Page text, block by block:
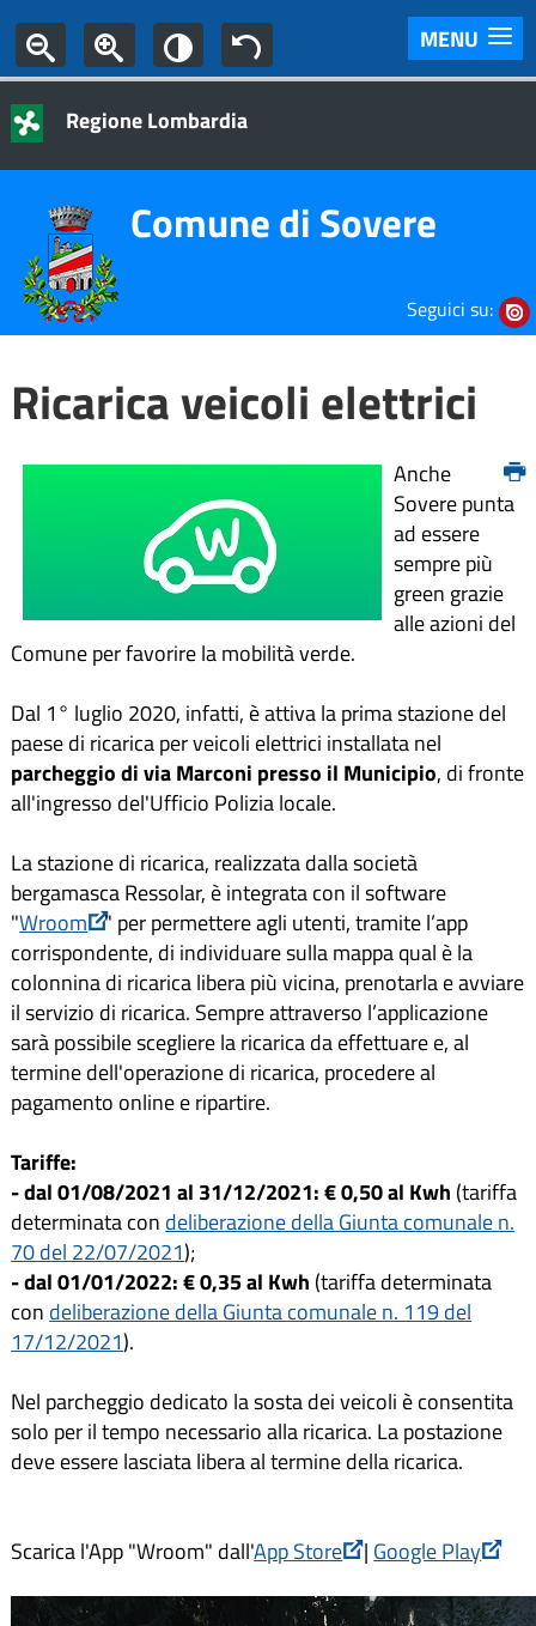
MENU
Regione Lombardia
Comune di Sovere
Seguici su:
Ricarica veicoli elettrici
Anche
Sovere punta
ad essere
sempre più
green grazie
alle azioni del
Comune per favorire la mobilità verde.
Dal 1° luglio 2020, infatti, è attiva la prima stazione del
paese di ricarica per veicoli elettrici installata nel
parcheggio di via Marconi presso il Municipio, di fronte
all'ingresso del'Ufficio Polizia locale.
La stazione di ricarica, realizzata dalla società
bergamasca Ressolar, è integrata con il software
"Wroom " per permettere agli utenti, tramite l’app
corrispondente, di individuare sulla mappa qual è la
colonnina di ricarica libera più vicina, prenotarla e avviare
il servizio di ricarica. Sempre attraverso l’applicazione
sarà possibile scegliere la ricarica da effettuare e, al
termine dell'operazione di ricarica, procedere al
pagamento online e ripartire.
Tariffe:
- dal 01/08/2021 al 31/12/2021: € 0,50 al Kwh (tariffa
determinata con deliberazione della Giunta comunale n.
70 del 22/07/2021);
- dal 01/01/2022: € 0,35 al Kwh (tariffa determinata
con deliberazione della Giunta comunale n. 119 del
17/12/2021).
Nel parcheggio dedicato la sosta dei veicoli è consentita
solo per il tempo necessario alla ricarica. La postazione
deve essere lasciata libera al termine della ricarica.
Scarica l'App "Wroom" dall'App Store | Google Play